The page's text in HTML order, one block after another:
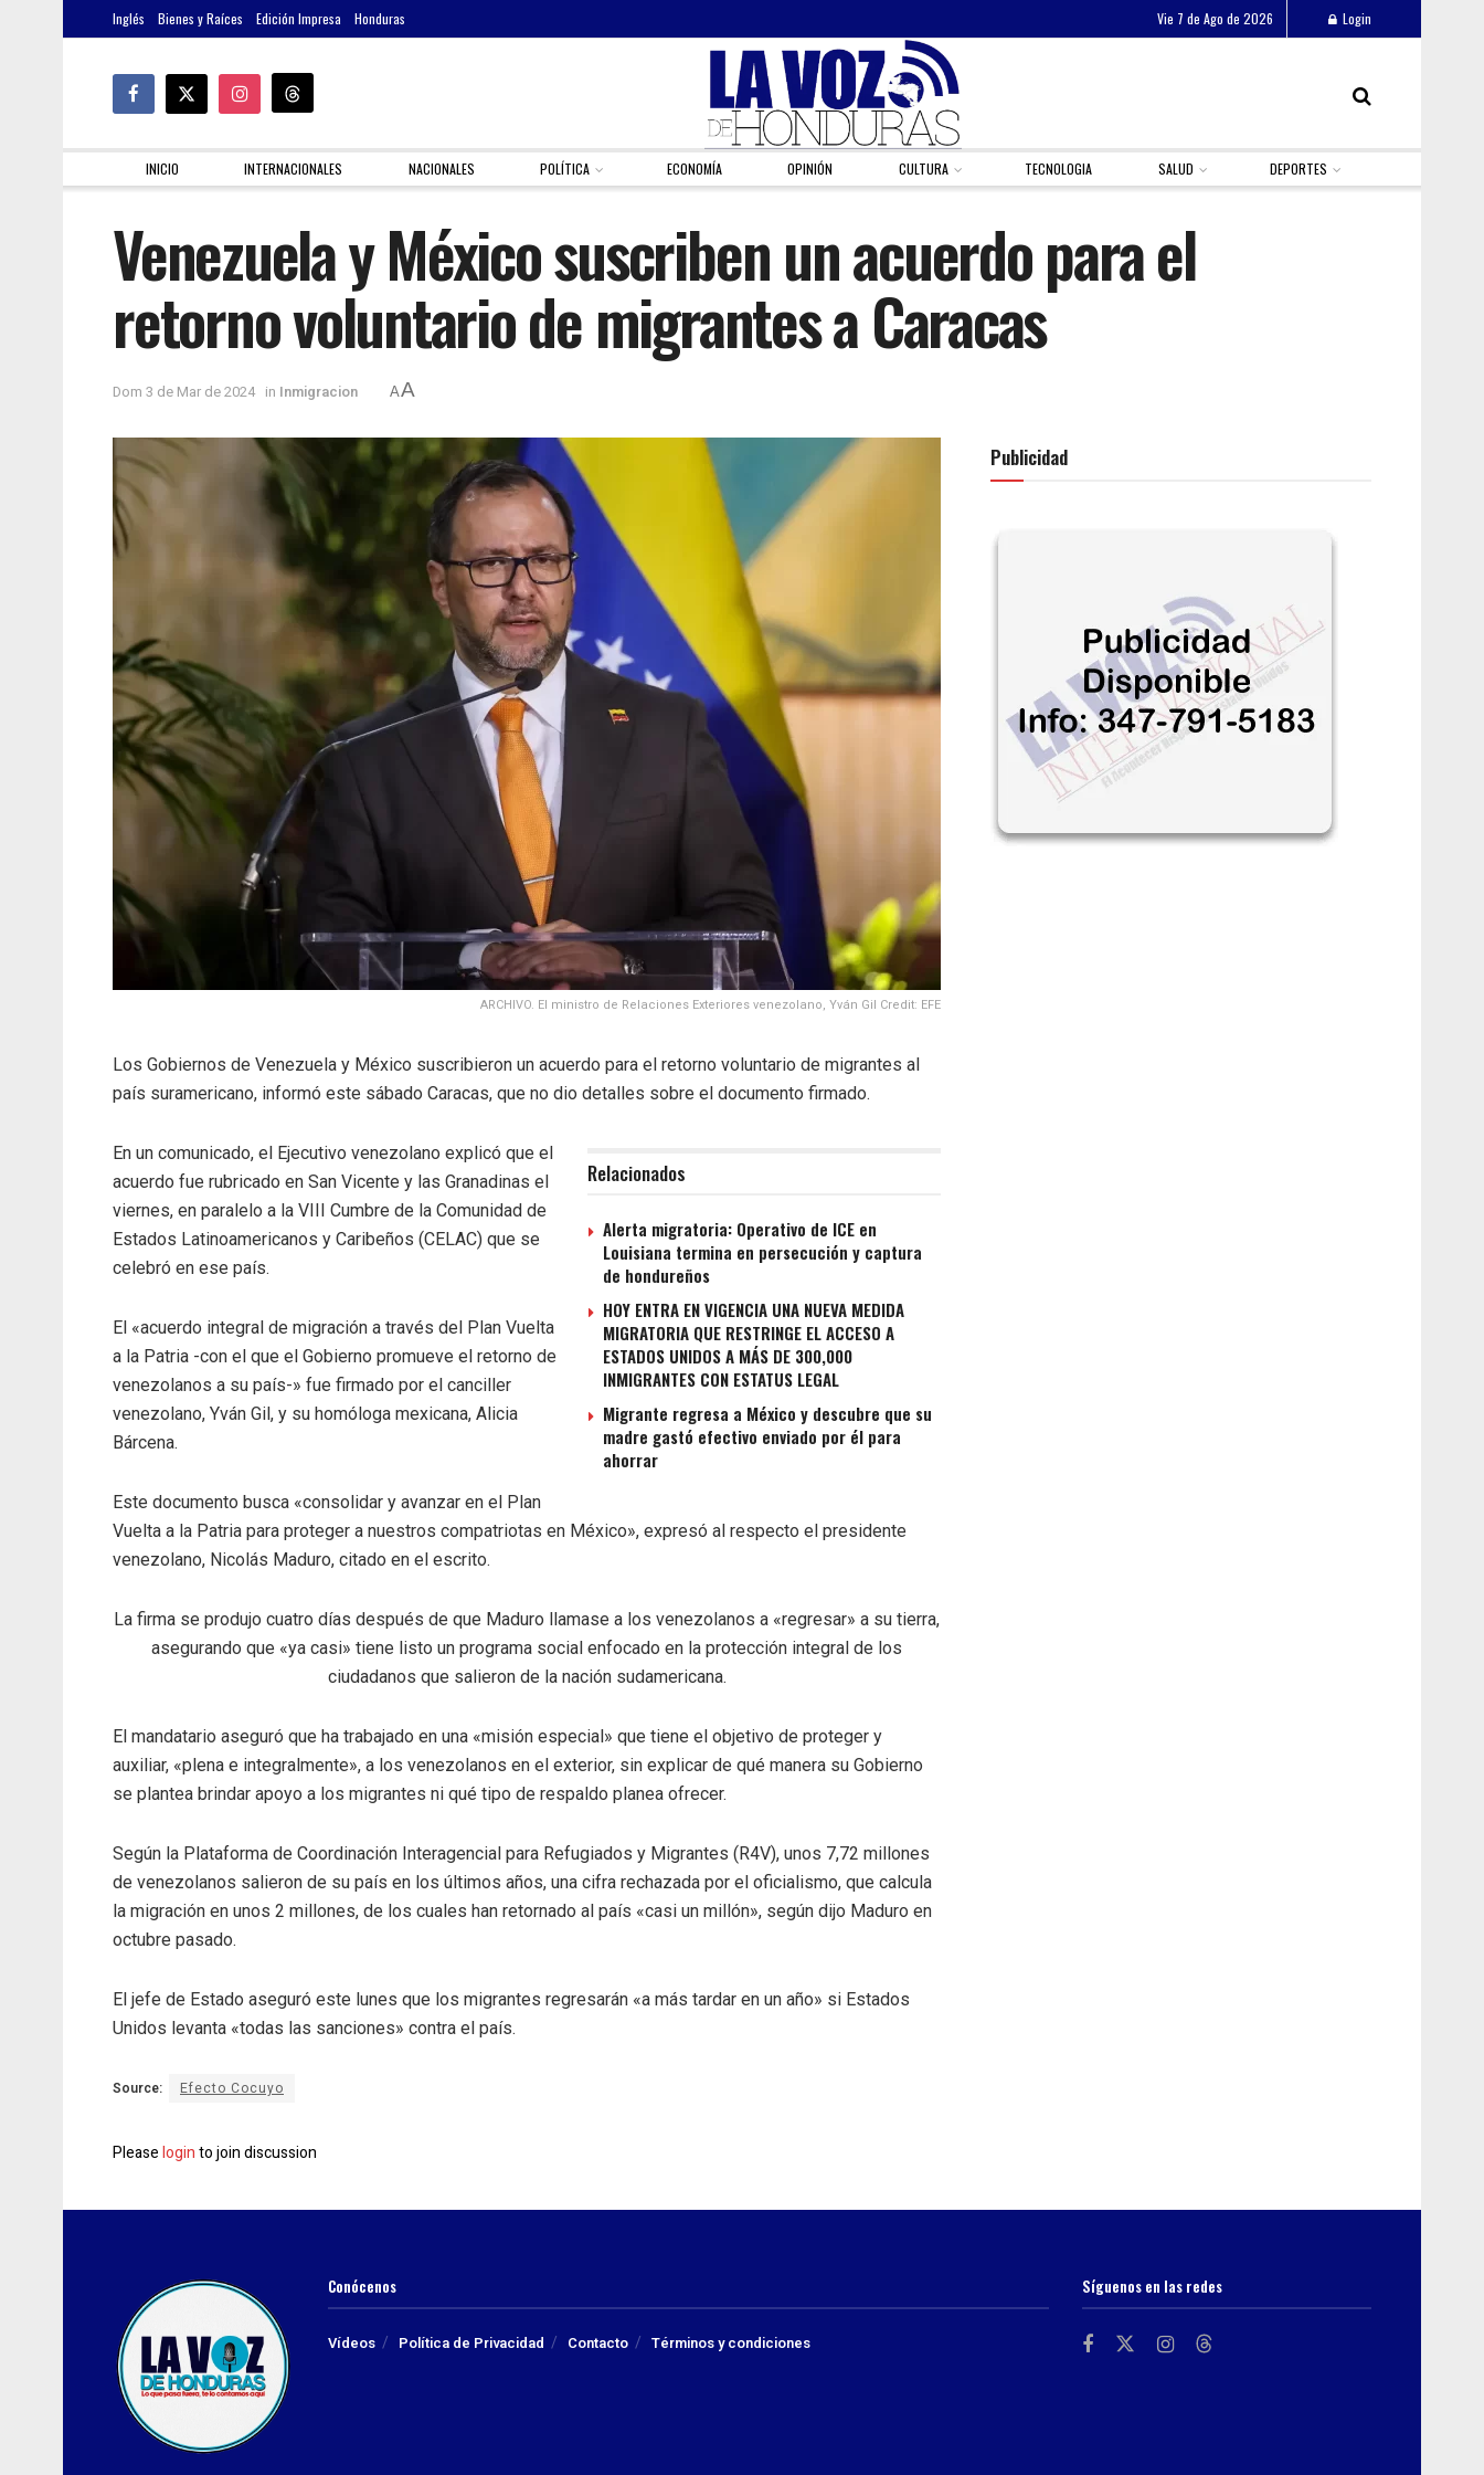
Inglés Bienes y Raíces Edición Impresa Honduras Vie 7 de Ago de 2026 Login
INICIO INTERNACIONALES NACIONALES POLÍTICA ECONOMÍA OPINIÓN CULTURA TECNOLOGIA SALUD DEPORTES
Venezuela y México suscriben un acuerdo para el
retorno voluntario de migrantes a Caracas
Dom 3 de Mar de 2024 in Inmigracion AA
ARCHIVO. El ministro de Relaciones Exteriores venezolano, Yván Gil Credit: EFE
Los Gobiernos de Venezuela y México suscribieron un acuerdo para el retorno voluntario de migrantes al
país suramericano, informó este sábado Caracas, que no dio detalles sobre el documento firmado.
Relacionados
Alerta migratoria: Operativo de ICE en
Louisiana termina en persecución y captura
de hondureños
HOY ENTRA EN VIGENCIA UNA NUEVA MEDIDA
MIGRATORIA QUE RESTRINGE EL ACCESO A
ESTADOS UNIDOS A MÁS DE 300,000
INMIGRANTES CON ESTATUS LEGAL
Migrante regresa a México y descubre que su
madre gastó efectivo enviado por él para
ahorrar
En un comunicado, el Ejecutivo venezolano explicó que el
acuerdo fue rubricado en San Vicente y las Granadinas el
viernes, en paralelo a la VIII Cumbre de la Comunidad de
Estados Latinoamericanos y Caribeños (CELAC) que se
celebró en ese país.
El «acuerdo integral de migración a través del Plan Vuelta
a la Patria -con el que el Gobierno promueve el retorno de
venezolanos a su país-» fue firmado por el canciller
venezolano, Yván Gil, y su homóloga mexicana, Alicia
Bárcena.
Este documento busca «consolidar y avanzar en el Plan
Vuelta a la Patria para proteger a nuestros compatriotas en México», expresó al respecto el presidente
venezolano, Nicolás Maduro, citado en el escrito.
La firma se produjo cuatro días después de que Maduro llamase a los venezolanos a «regresar» a su tierra,
asegurando que «ya casi» tiene listo un programa social enfocado en la protección integral de los
ciudadanos que salieron de la nación sudamericana.
El mandatario aseguró que ha trabajado en una «misión especial» que tiene el objetivo de proteger y
auxiliar, «plena e integralmente», a los venezolanos en el exterior, sin explicar de qué manera su Gobierno
se plantea brindar apoyo a los migrantes ni qué tipo de respaldo planea ofrecer.
Según la Plataforma de Coordinación Interagencial para Refugiados y Migrantes (R4V), unos 7,72 millones
de venezolanos salieron de su país en los últimos años, una cifra rechazada por el oficialismo, que calcula
la migración en unos 2 millones, de los cuales han retornado al país «casi un millón», según dijo Maduro en
octubre pasado.
El jefe de Estado aseguró este lunes que los migrantes regresarán «a más tardar en un año» si Estados
Unidos levanta «todas las sanciones» contra el país.
Source: Efecto Cocuyo
Pleaseloginto join discussion
Publicidad
Conócenos
Vídeos Política de Privacidad Contacto Términos y condiciones
Síguenos en las redes